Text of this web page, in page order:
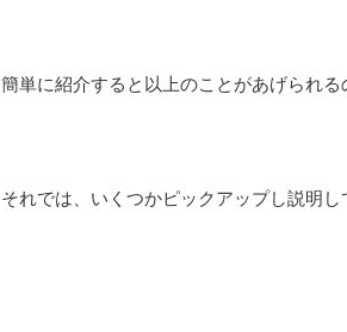
簡単に紹介すると以上のことがあげられる
それでは、いくつかピックアップし説明し